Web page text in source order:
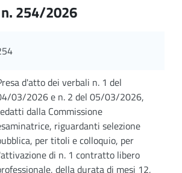
254/2026
d'atto dei verbali n. 1 del
03/2026 e n. 2 del 05/03/2026,
dalla Commissione
riguardanti selezione
per titoli e colloquio, per
di n. 1 contratto libero
della durata di mesi 12,